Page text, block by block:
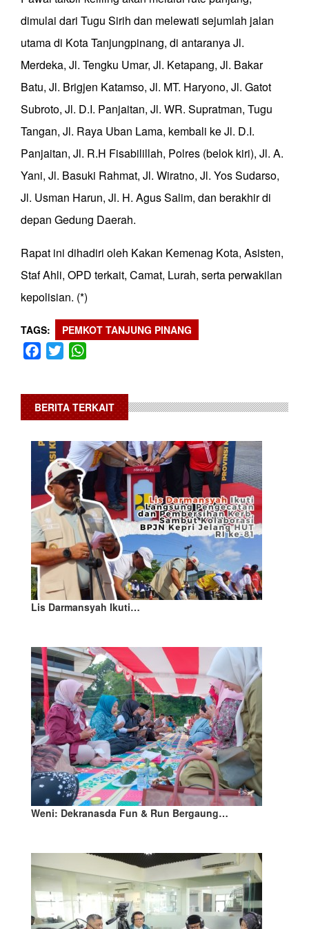
dimulai dari Tugu Sirih dan melewati sejumlah jalan
utama di Kota Tanjungpinang, di antaranya Jl.
Merdeka, Jl. Tengku Umar, Jl. Ketapang, Jl. Bakar
Batu, Jl. Brigjen Katamso, Jl. MT. Haryono, Jl. Gatot
Subroto, Jl. D.I. Panjaitan, Jl. WR. Supratman, Tugu
Tangan, Jl. Raya Uban Lama, kembali ke Jl. D.I.
Panjaitan, Jl. R.H Fisabilillah, Polres (belok kiri), Jl. A.
Yani, Jl. Basuki Rahmat, Jl. Wiratno, Jl. Yos Sudarso,
Jl. Usman Harun, Jl. H. Agus Salim, dan berakhir di
depan Gedung Daerah.
Rapat ini dihadiri oleh Kakan Kemenag Kota, Asisten,
Staf Ahli, OPD terkait, Camat, Lurah, serta perwakilan
kepolisian. (*)
TAGS PEMKOT TANJUNG PINANG
Facebook
Twitter
BERITA TERKAIT
Lis Darmansyah Ikuti…
Weni: Dekranasda Fun & Run Bergaung…